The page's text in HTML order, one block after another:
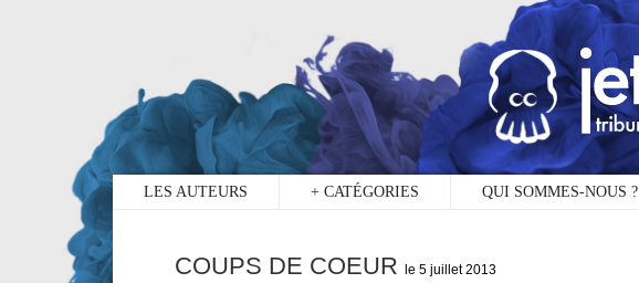
LES AUTEURS + CATÉGORIES QUI SOMMES-NOUS ?
COUPS DE COEUR le 5 juillet 2013